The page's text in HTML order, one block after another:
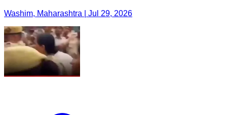
Washim, Maharashtra | Jul 29, 2026